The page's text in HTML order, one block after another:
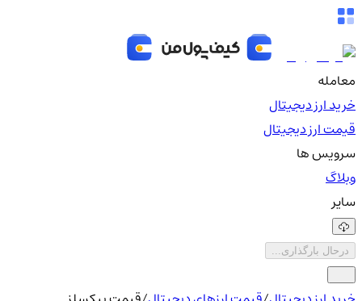
معامله
خرید ارز دیجیتال
قیمت ارز دیجیتال
سرویس ها
وبلاگ
سایر
درحال بارگذاری...